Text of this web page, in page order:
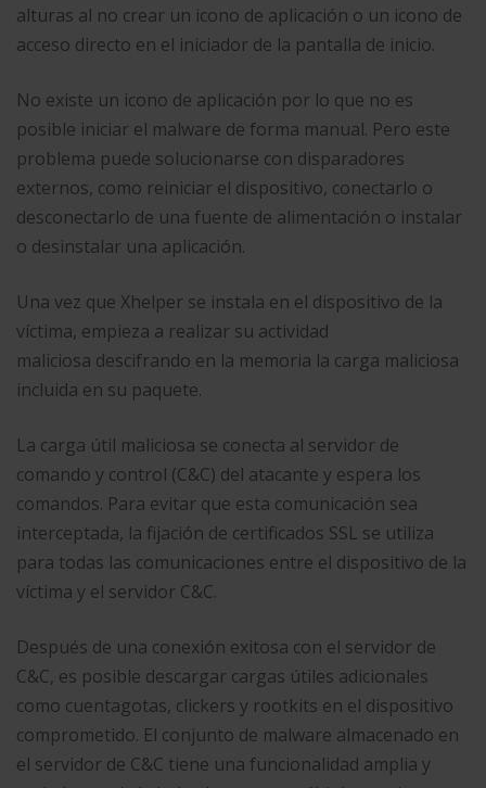
alturas al no crear un icono de aplicación o un icono de
acceso directo en el iniciador de la pantalla de inicio.
No existe un icono de aplicación por lo que no es
posible iniciar el malware de forma manual. Pero este
problema puede solucionarse con disparadores
externos, como reiniciar el dispositivo, conectarlo o
desconectarlo de una fuente de alimentación o instalar
o desinstalar una aplicación.
Una vez que Xhelper se instala en el dispositivo de la
víctima, empieza a realizar su actividad
maliciosa descifrando en la memoria la carga maliciosa
incluida en su paquete.
La carga útil maliciosa se conecta al servidor de
comando y control (C&C) del atacante y espera los
comandos. Para evitar que esta comunicación sea
interceptada, la fijación de certificados SSL se utiliza
para todas las comunicaciones entre el dispositivo de la
víctima y el servidor C&C.
Después de una conexión exitosa con el servidor de
C&C, es posible descargar cargas útiles adicionales
como cuentagotas, clickers y rootkits en el dispositivo
comprometido. El conjunto de malware almacenado en
el servidor de C&C tiene una funcionalidad amplia y